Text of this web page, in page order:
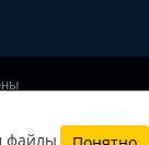
файлы
обработку